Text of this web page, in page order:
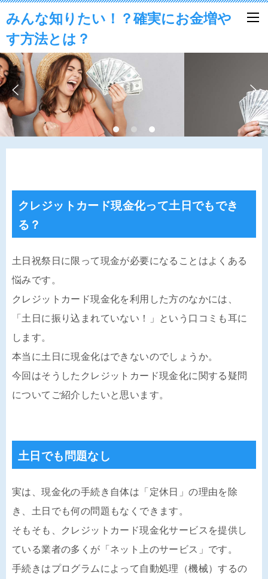
みんな知りたい！？確実にお金増や
す方法とは？
クレジットカード現金化って土日でもでき
る？
土日祝祭日に限って現金が必要になることはよくある
悩みです。
クレジットカード現金化を利用した方のなかには、
「土日に振り込まれていない！」という口コミも耳に
します。
本当に土日に現金化はできないのでしょうか。
今回はそうしたクレジットカード現金化に関する疑問
についてご紹介したいと思います。
土日でも問題なし
実は、現金化の手続き自体は「定休日」の理由を除
き、土日でも何の問題もなくできます。
そもそも、クレジットカード現金化サービスを提供し
ている業者の多くが「ネット上のサービス」です。
手続きはプログラムによって自動処理（機械）するの